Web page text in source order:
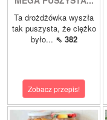
Ta drożdżówka wyszła
tak puszysta, że ciężko
było... ⇖ 382
Zobacz przepis!